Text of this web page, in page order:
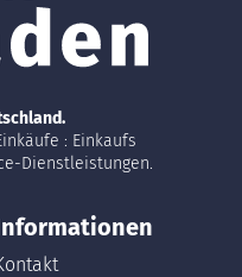
: Einkaufs
Dienstleistungen.